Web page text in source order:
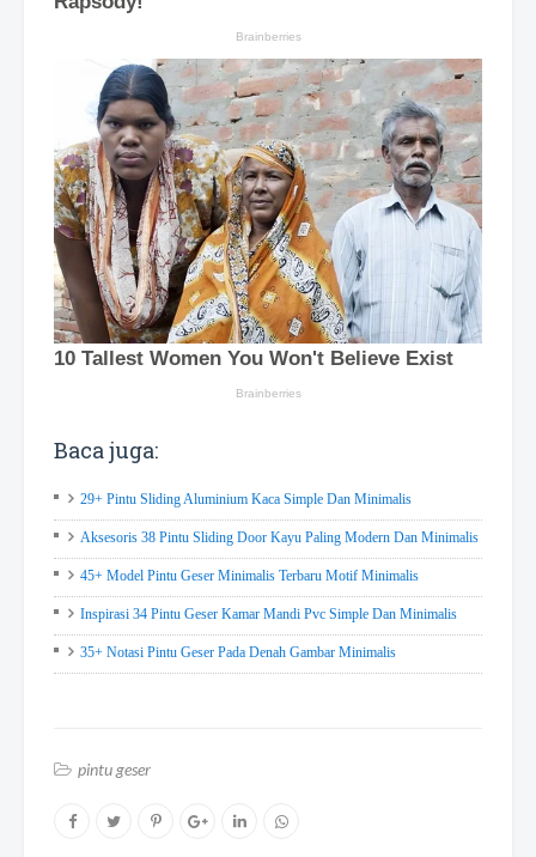
Baca juga:
29+ Pintu Sliding Aluminium Kaca Simple Dan Minimalis
Aksesoris 38 Pintu Sliding Door Kayu Paling Modern Dan Minimalis
45+ Model Pintu Geser Minimalis Terbaru Motif Minimalis
Inspirasi 34 Pintu Geser Kamar Mandi Pvc Simple Dan Minimalis
35+ Notasi Pintu Geser Pada Denah Gambar Minimalis
pintu geser